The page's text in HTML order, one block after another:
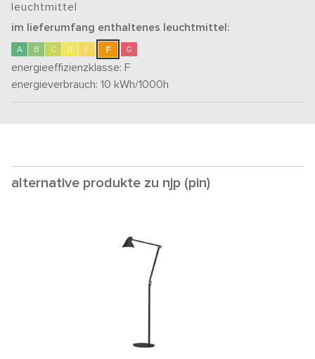
leuchtmittel
im lieferumfang enthaltenes leuchtmittel:
A B C D E F G
energieeffizienzklasse: F
energieverbrauch: 10 kWh/1000h
alternative produkte zu njp (pin)